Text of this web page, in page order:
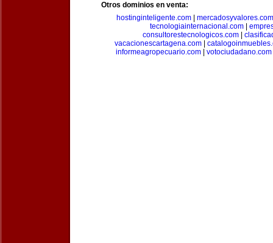
Otros dominios en venta:
hostinginteligente.com
mercadosyvalores.com
tecnologiainternacional.com|
consultorestecnologicos.com
vacacionescartagena.com
informeagropecuario.com| votociudadano.com